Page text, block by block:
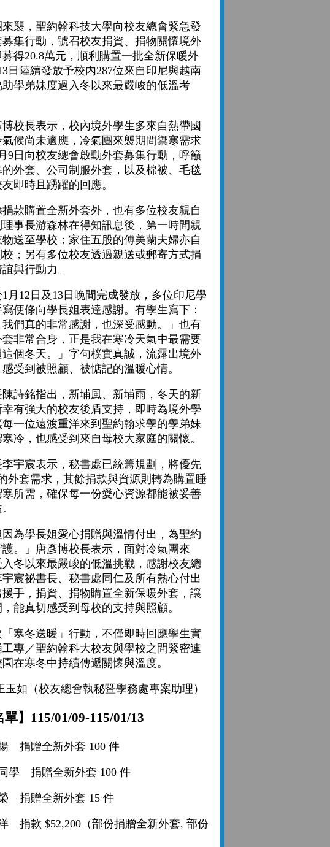
，聖約翰科技大學向校友總會緊急發
集行動，號召校友捐資、捐物關懷境外
得20.8萬元，順利購置一批全新保暖外
日陸續發放予校內287位來自印尼與越南
學弟妹度過入冬以來最嚴峻的低溫考
長表示，校內境外學生多來自熱帶國
候尚未適應，冷氣團來襲期間禦寒需求
9日向校友總會啟動外套募集行動，呼籲
外套、公司制服外套，以及棉被、毛毯
即時且踴躍的回應。
購置全新外套外，也有多位校友親自
事長游森林在得知訊息後，第一時間親
送至學校；家住五股的傅美蘭夫婦亦自
；另有多位校友透過親送或郵寄方式捐
與行動力。
12日及13日晚間完成發放，多位印尼學
便條向學長姐表達感謝。有學生寫下：
我們真的非常感謝，也深受感動。」也有
非常合身，正是我在寒冷天氣中最需要
個冬天。」字句樸實真誠，流露出境外
受到被照顧、被惦記的溫暖心情。
銘指出，新埔風、新埔雨，冬天的新
有強大的校友後盾支持，即時為境外學
一位遠渡重洋來到聖約翰求學的學弟妹
冷，也感受到來自母校大家庭的關懷。
宸表示，秘書處已統籌規劃，將優先
外套需求，其餘捐款與資源則轉為購置睡
所需，確保每一份愛心資源都能被妥善
學長姐愛心捐贈與溫情付出，為聖約
。」唐彥博校長表示，面對冷氣團來
冬以來最嚴峻的低溫挑戰，感謝校友總
宸祕書長、秘書處同仁及所有熱心付出
手，捐資、捐物購置全新保暖外套，讓
能真切感受到母校的支持與照顧。
冬送暖」行動，不僅即時回應學生實
專／聖約翰科大校友與學校之間緊密連
在寒冬中持續傳遞關懷與溫度。
如（校友總會執秘暨學務處專案助理）
】115/01/09-115/01/13
捐贈全新外套 100 件
學 捐贈全新外套 100 件
捐贈全新外套 15 件
捐款 $52,200（部份捐贈全新外套, 部份